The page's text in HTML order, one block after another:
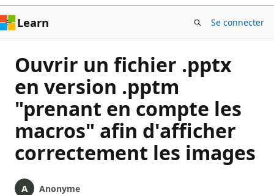
Learn Se connecter
Ouvrir un fichier .pptx
en version .pptm
"prenant en compte les
macros" afin d'afficher
correctement les images
Anonyme